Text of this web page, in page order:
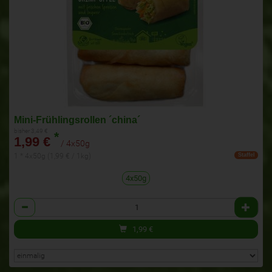
Mini-Frühlingsrollen ´china´
1,99 € * / 4x50g
Staffel
4x50g
Anzahl
1,99 €